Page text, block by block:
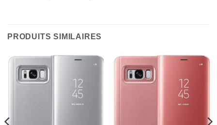
PRODUITS SIMILAIRES